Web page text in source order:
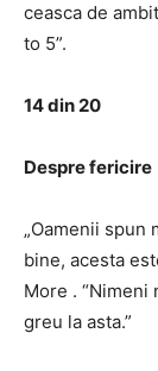
ceasca de
to 5”.
14 din 20
Despre fericire
„Oamenii spun
bine, acesta
More .
greu la asta.”